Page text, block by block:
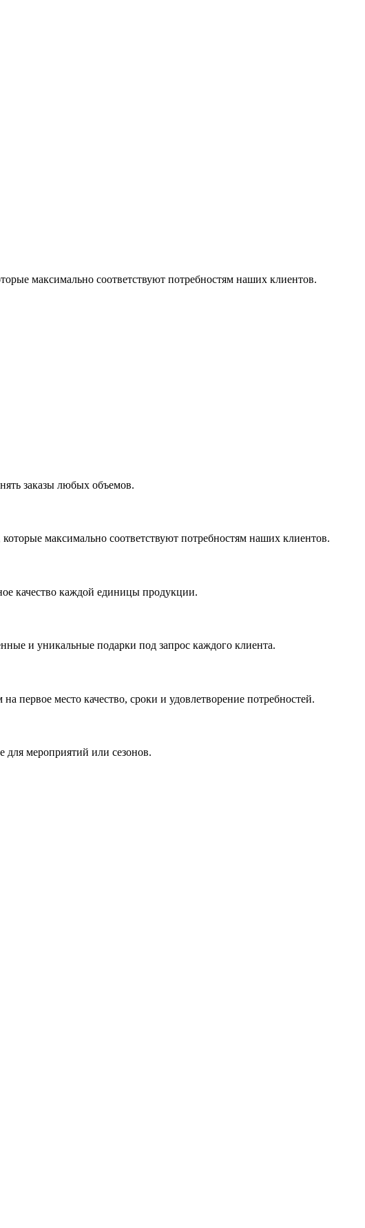
максимально соответствуют потребностям наших клиентов.
заказы любых объемов.
максимально соответствуют потребностям наших клиентов.
качество каждой единицы продукции.
и уникальные подарки под запрос каждого клиента.
первое место качество, сроки и удовлетворение потребностей.
для мероприятий или сезонов.